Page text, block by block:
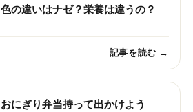
色の違いはナゼ？栄養は違うの？
記事を読む →
おにぎり弁当持って出かけよう